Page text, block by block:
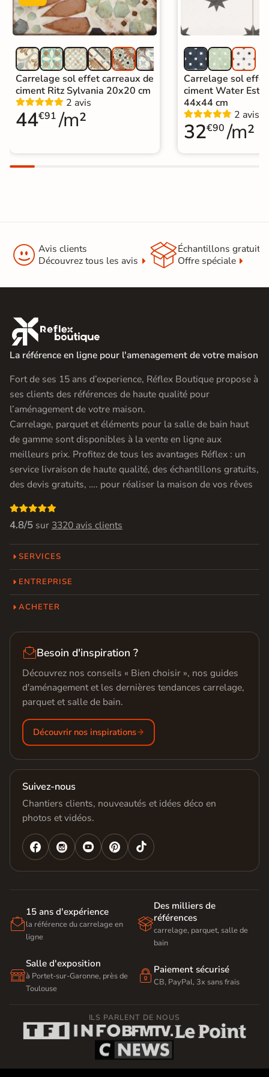
Carrelage sol effet carreaux de
ciment Ritz Sylvania 20x20 cm
2 avis
44€91 /m²
Carrelage sol
ciment Water
44x44 cm
2 avis
32€90 /m²
 Avis clients
Découvrez tous les avis
Échantillons gratuit
Offre spéciale

La référence en ligne pour l'amenagement de votre maison
Fort de ses 15 ans d’experience, Réflex Boutique propose à
ses clients des références de haute qualité pour
l’aménagement de votre maison.
Carrelage, parquet et éléments pour la salle de bain haut
de gamme sont disponibles à la vente en ligne aux
meilleurs prix. Profitez de tous les avantages Réflex : un
service livraison de haute qualité, des échantillons gratuits,
des devis gratuits, …. pour réaliser la maison de vos rêves

4.8/5 sur 3320 avis clients
SERVICES
ENTREPRISE
ACHETER
Besoin d'inspiration ?
Découvrez nos conseils « Bien choisir », nos guides
d'aménagement et les dernières tendances carrelage,
parquet et salle de bain.
Découvrir nos inspirations
Suivez-nous
Chantiers clients, nouveautés et idées déco en
photos et vidéos.
   

15 ans d'expérience
la référence du carrelage en
ligne

Des milliers de
références
carrelage, parquet, salle de
bain

Salle d'exposition
à Portet-sur-Garonne, près de
Toulouse
 Paiement sécurisé
CB, PayPal, 3x sans frais
ILS PARLENT DE NOUS